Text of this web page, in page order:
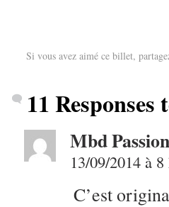
Si vous avez aimé ce billet,
11 Responses
Mbd
13/09/2014 à
C’est